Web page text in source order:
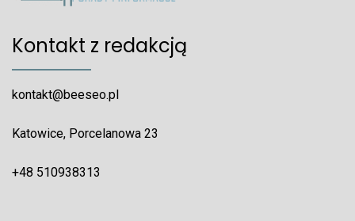
Kontakt z redakcją
kontakt@beeseo.pl
Katowice, Porcelanowa 23
+48 510938313